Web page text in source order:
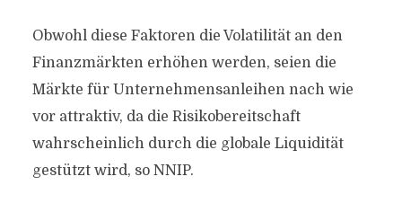
Obwohl diese Faktoren die Volatilität an den
Finanzmärkten erhöhen werden, seien die
Märkte für Unternehmensanleihen nach wie
vor attraktiv, da die Risikobereitschaft
wahrscheinlich durch die globale Liquidität
gestützt wird, so NNIP.